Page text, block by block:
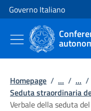
Vai al contenuto
Vai alla navigazione del sito
Governo Italiano
Homepage / ... / ... /
Seduta straordinaria
Verbale della seduta